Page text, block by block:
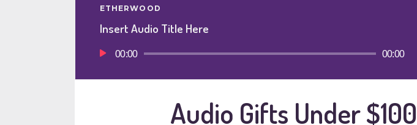
ETHERWOOD
Insert Audio Title Here
Πρόγραμμα
Ήχου
00:00 00:00
Audio Gifts Under $100